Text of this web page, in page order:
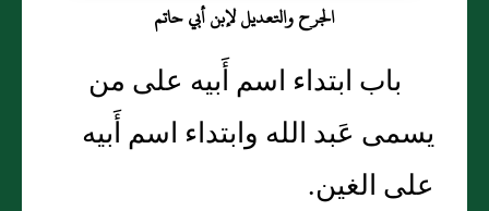
الجرح والتعديل لإبن أبي حاتم
باب ابتداء اسم أَبيه على من
يسمى عَبد الله وابتداء اسم أَبيه
على الغين.